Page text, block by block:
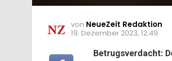
von NeueZeit Redaktion
19. Dezember 2023, 12:49
Betrugsverdacht: